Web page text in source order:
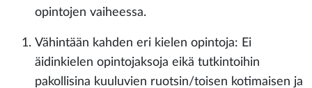
opintojen vaiheessa.
Vähintään kahden eri kielen opintoja: Ei
äidinkielen opintojaksoja eikä tutkintoihin
pakollisina kuuluvien ruotsin/toisen kotimaisen ja